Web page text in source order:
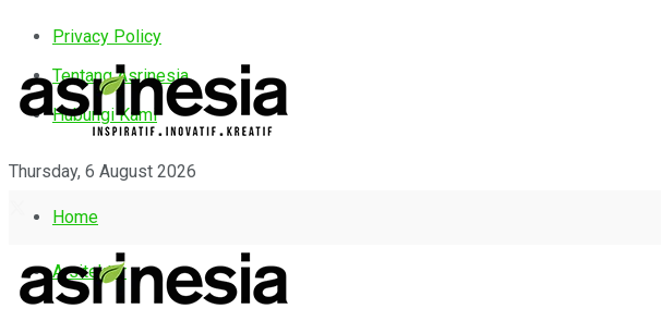
Privacy Policy
Tentang Asrinesia
Hubungi Kami
Thursday, 6 August 2026
Home
Arsitektur